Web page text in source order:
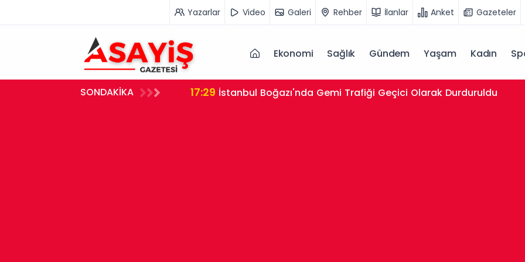
Yazarlar Video Galeri Rehber İlanlar Anket Gazeteler
Ekonomi Sağlık Gündem Yaşam Kadın
SONDAKİKA 17:29 İstanbul Boğazı'nda Gemi Trafiği Geçici Olarak Durduruldu